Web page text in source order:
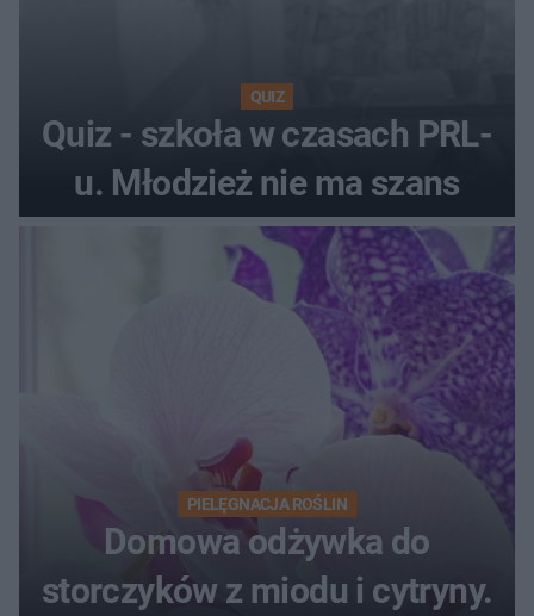
QUIZ
Quiz - szkoła w czasach PRL-
u. Młodzież nie ma szans
PIELĘGNACJA ROŚLIN
Domowa odżywka do
storczyków z miodu i cytryny.